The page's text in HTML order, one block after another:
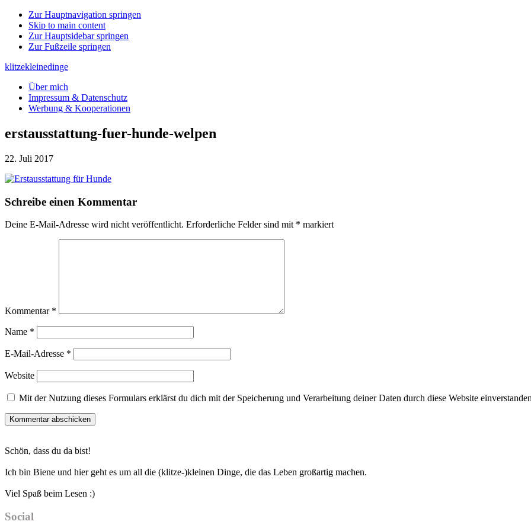
Zur Hauptnavigation springen
Skip to main content
Zur Hauptsidebar springen
Zur Fußzeile springen
klitzekleinedinge
Über mich
Impressum & Datenschutz
Werbung & Kooperationen
erstausstattung-fuer-hunde-welpen
22. Juli 2017
Leser-
Schreibe einen Kommentar
Deine E-Mail-Adresse wird nicht veröffentlicht. Erforderliche Felder sind mit * markiert
Kommentar *
Name *
E-Mail-Adresse *
Website
Mit der Nutzung dieses Formulars erklärst du dich mit der Speicherung und Verarbeitung deiner Daten durch diese Website
Sidebar
Schön, dass du da bist!
Ich bin Biene und hier geht es um all die (klitze-)kleinen Dinge, die das Leben großartig machen.
Viel Spaß beim Lesen :)
Social